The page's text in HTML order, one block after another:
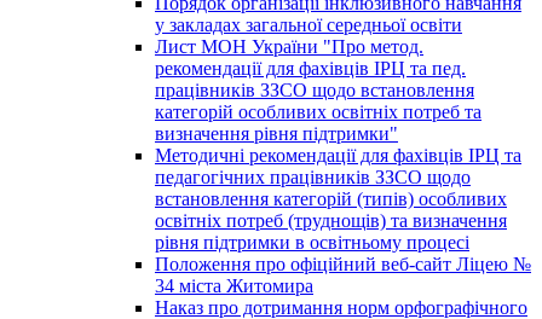
у закладах загальної середньої освіти
Лист МОН України "Про метод.
рекомендації для фахівців ІРЦ та пед.
працівників ЗЗСО щодо встановлення
категорій особливих освітніх потреб та
визначення рівня підтримки"
Методичні рекомендації для фахівців ІРЦ та
педагогічних працівників ЗЗСО щодо
встановлення категорій (типів) особливих
освітніх потреб (труднощів) та визначення
рівня підтримки в освітньому процесі
Положення про офіційний веб-сайт Ліцею №
34 міста Житомира
Наказ про дотримання норм орфографічного